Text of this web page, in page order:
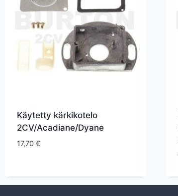
Käytetty kärkikotelo
2CV/Acadiane/Dyane
17,70 €